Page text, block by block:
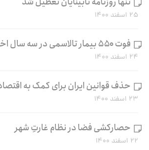
۲۵ اسفند ۱۴۰۰
فوت ۵۵۰ بیمار تالاسمی در سه سال اخیر
۲۴ اسفند ۱۴۰۰
حذف قوانین ایران برای کمک به
۲۳ اسفند ۱۴۰۰
حصارکشی فضا در نظام غارتِ شهر
۲۲ اسفند ۱۴۰۰